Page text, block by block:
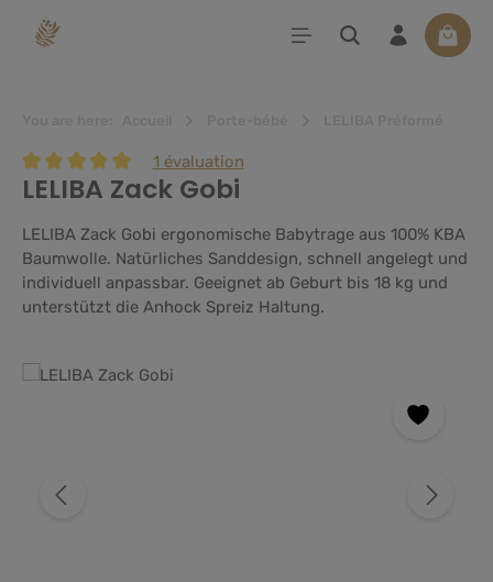
principal Le
Note moyenne de 5 sur 5 étoiles
1 évaluation
LELIBA Zack Gobi
LELIBA Zack Gobi ergonomische Babytrage aus 100% KBA
Baumwolle. Natürliches Sanddesign, schnell angelegt und
individuell anpassbar. Geeignet ab Geburt bis 18 kg und
unterstützt die Anhock Spreiz Haltung.
Ignorer la galerie d'images